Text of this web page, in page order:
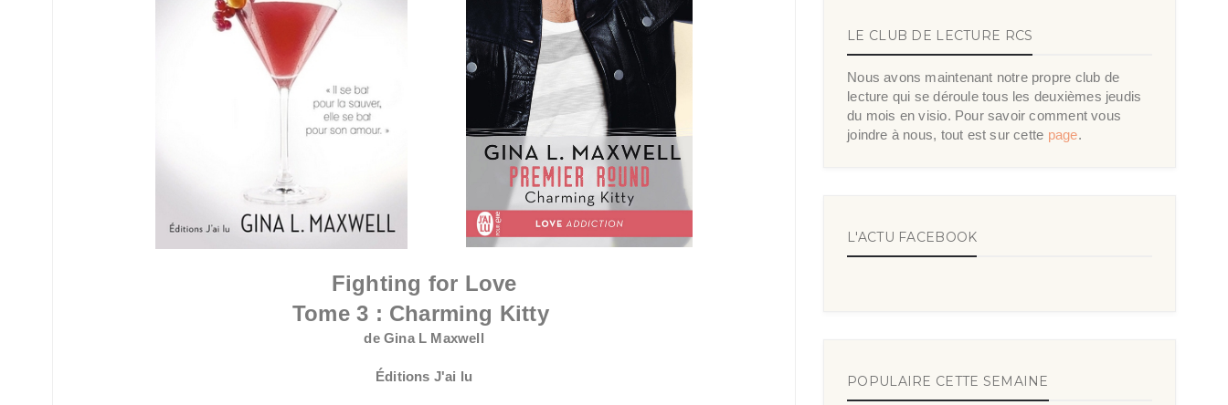
Fighting for Love
Tome 3 : Charming Kitty
de Gina L Maxwell
Éditions J'ai lu
LE CLUB DE LECTURE RCS
Nous avons maintenant notre propre club de
lecture qui se déroule tous les deuxièmes jeudis
du mois en visio. Pour savoir comment vous
joindre à nous, tout est sur cette page.
L'ACTU FACEBOOK
POPULAIRE CETTE SEMAINE